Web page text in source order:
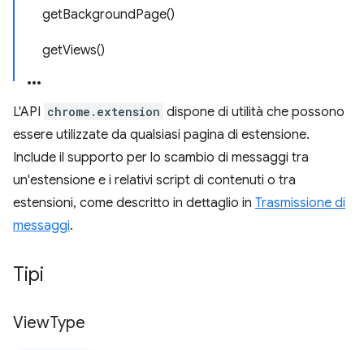
getBackgroundPage()
getViews()
L'API chrome.extension dispone di utilità che possono
essere utilizzate da qualsiasi pagina di estensione.
Include il supporto per lo scambio di messaggi tra
un'estensione e i relativi script di contenuti o tra
estensioni, come descritto in dettaglio in Trasmissione di
messaggi.
Tipi
ViewType